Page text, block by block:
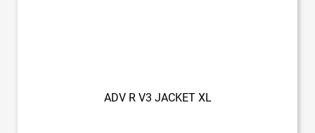
ADV R V3 JACKET XL